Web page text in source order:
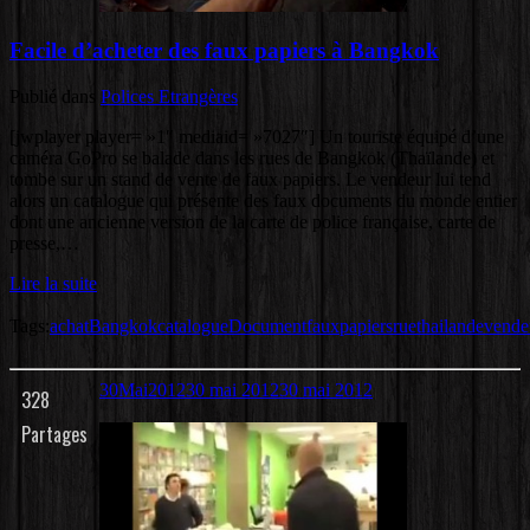
Facile d’acheter des faux papiers à Bangkok
Publié dans Polices Etrangères
[jwplayer player= »1″ mediaid= »7027″] Un touriste équipé d’une
caméra GoPro se balade dans les rues de Bangkok (Thaïlande) et
tombe sur un stand de vente de faux papiers. Le vendeur lui tend
alors un catalogue qui présente des faux documents du monde entier
dont une ancienne version de la carte de police française, carte de
presse,…
Lire la suite
Tags:achatBangkokcatalogueDocumentfauxpapiersruethailande
30Mai201230 mai 201230 mai 2012
328
Partages